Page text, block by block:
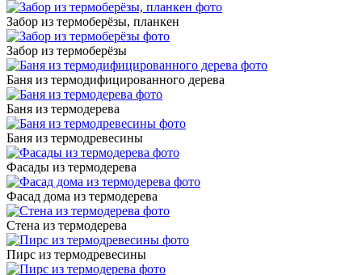
Забор из термоберёзы, планкен
Забор из термоберёзы
Баня из термодифицированного дерева
Баня из термодерева
Баня из термодревесины
Фасады из термодерева
Фасад дома из термодерева
Стена из термодерева
Пирс из термодревесины